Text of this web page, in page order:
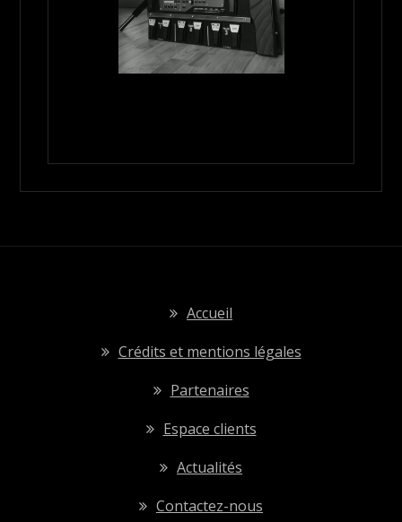
Accueil
Crédits et mentions légales
Partenaires
Espace clients
Actualités
Contactez-nous